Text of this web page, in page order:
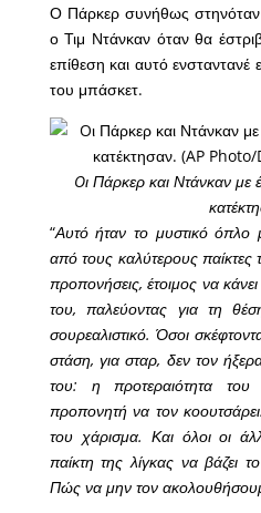
Ο Πάρκερ συνήθως
ο Τιμ Ντάνκαν όταν θα
επίθεση και αυτό ενσταντανέ
του μπάσκετ.
Oι Πάρκερ και Ντάνκαν
“Αυτό ήταν το μυστικό όπλο
από τους καλύτερους παίκτες
προπονήσεις, έτοιμος να
του, παλεύοντας για τη
σουρεαλιστικό. Όσοι
στάση, για σταρ, δεν τον
του: η προτεραιότητα του
προπονητή να τον
του χάρισμα. Και όλοι οι
παίκτη της λίγκας να βάζει
Πώς να μην τον